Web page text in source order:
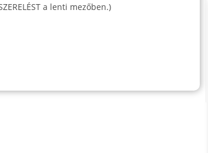
a lenti mezőben.)